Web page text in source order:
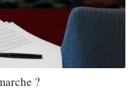
?